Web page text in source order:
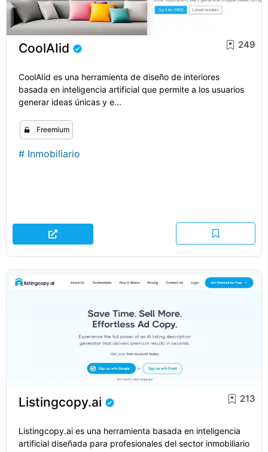
CoolAIid 249
CoolAIid es una herramienta de diseño de interiores
basada en inteligencia artificial que permite a los usuarios
generar ideas únicas y e...
Freemium
# Inmobiliario
Listingcopy.ai 213
Listingcopy.ai es una herramienta basada en inteligencia
artificial diseñada para profesionales del sector inmobiliario